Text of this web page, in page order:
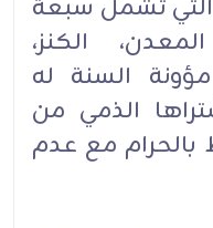
التي تشمل سبعة
الكنز،
السنة له
الذمي من
بالحرام مع عدم